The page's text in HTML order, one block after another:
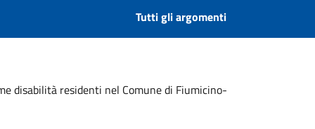
Tutti gli argomenti
disabilità residenti nel Comune di Fiumicino-